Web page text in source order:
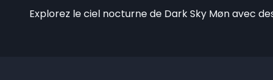
Explorez le ciel nocturne de Dark Sky Møn avec